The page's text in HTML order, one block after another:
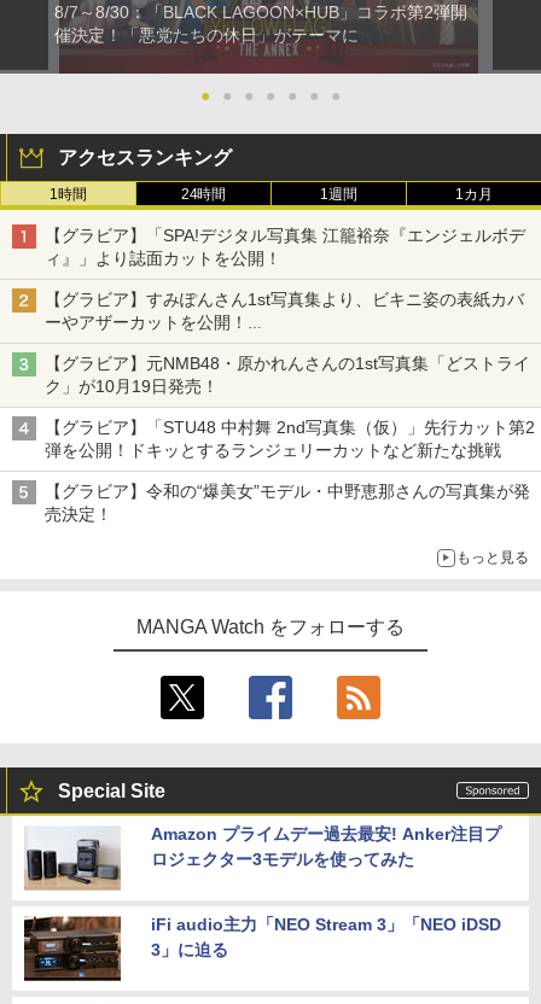
8/7～8/30：「BLACK LAGOON×HUB」コラボ第2弾開
催決定！「悪党たちの休日」がテーマに
● ● ● ● ● ● ●
アクセスランキング
1時間 24時間 1週間 1カ月
【グラビア】「SPA!デジタル写真集 江籠裕奈『エンジェルボデ
ィ』」より誌面カットを公開！
【グラビア】すみぽんさん1st写真集より、ビキニ姿の表紙カバ
ーやアザーカットを公開！
タイトルは「offcourt（オフコート）」に決定
【グラビア】元NMB48・原かれんさんの1st写真集「どストライ
ク」が10月19日発売！
【グラビア】「STU48 中村舞 2nd写真集（仮）」先行カット第2
弾を公開！ドキッとするランジェリーカットなど新たな挑戦
【グラビア】令和の“爆美女”モデル・中野恵那さんの写真集が発
売決定！
もっと見る
MANGA Watch をフォローする
Special Site
Amazon プライムデー過去最安! Anker注目プ
ロジェクター3モデルを使ってみた
iFi audio主力「NEO Stream 3」「NEO iDSD
3」に迫る